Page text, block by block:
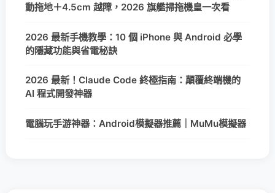
動拖地＋4.5cm 越障，2026 旗艦掃拖機皇一次看
2026 最新手機教學：10 個 iPhone 與 Android 必學
的隱藏功能與省電秘訣
2026 最新！Claude Code 終極指南：顛覆終端機的
AI 程式開發神器
電腦玩手游神器：Android模擬器推薦｜MuMu模擬器